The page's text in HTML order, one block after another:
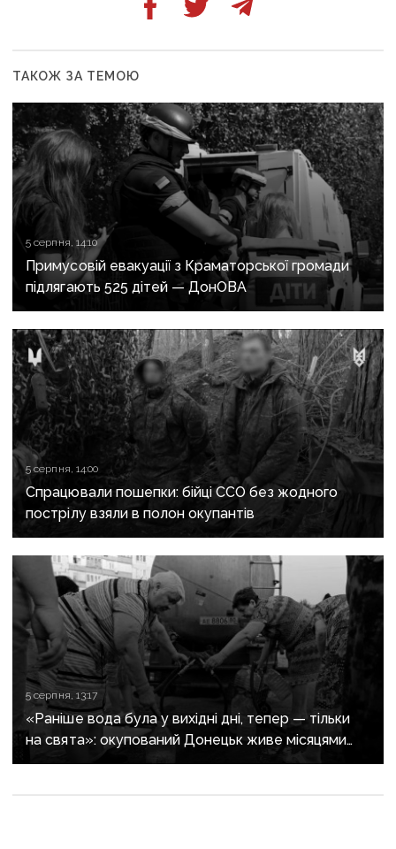
ТАКОЖ ЗА ТЕМОЮ
5 серпня, 14:10
Примусовій евакуації з Краматорської громади
підлягають 525 дітей — ДонОВА
5 серпня, 14:00
Спрацювали пошепки: бійці ССО без жодного
пострілу взяли в полон окупантів
5 серпня, 13:17
«Раніше вода була у вихідні дні, тепер — тільки
на свята»: окупований Донецьк живе місяцями
без води